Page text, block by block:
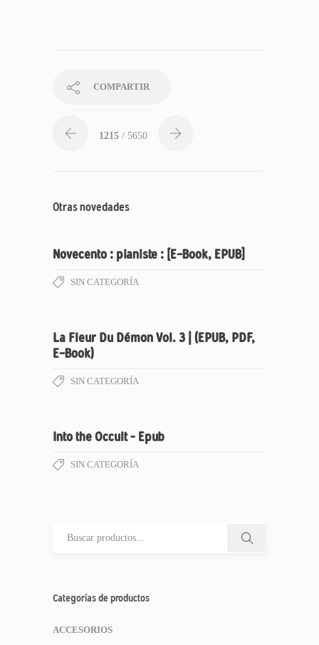
COMPARTIR
1215 / 5650
Otras novedades
Novecento : pianiste : [E-Book, EPUB]
SIN CATEGORÍA
La Fleur Du Démon Vol. 3 | (EPUB, PDF,
E-Book)
SIN CATEGORÍA
Into the Occult – Epub
SIN CATEGORÍA
Categorías de productos
ACCESORIOS